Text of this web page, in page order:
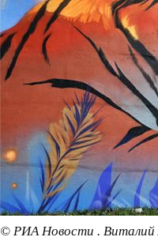
© РИА Новости . Виталий